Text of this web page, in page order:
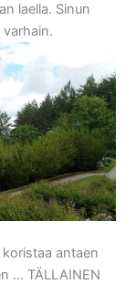
laella. Sinun
antaen
… TÄLLAINEN